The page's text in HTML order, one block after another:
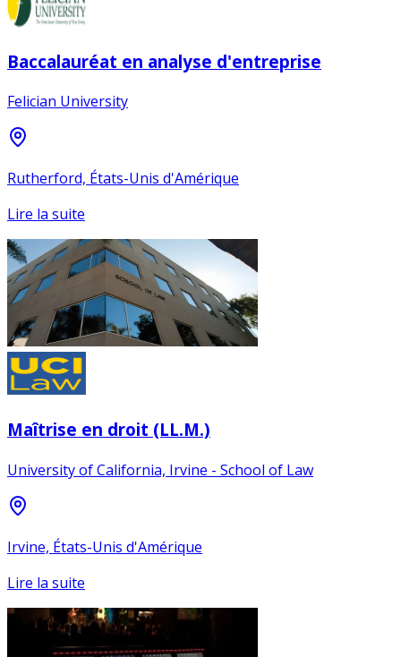
Baccalauréat en analyse d'entreprise
Felician University
Rutherford, États-Unis d'Amérique
Lire la suite
Maîtrise en droit (LL.M.)
University of California, Irvine - School of Law
Irvine, États-Unis d'Amérique
Lire la suite